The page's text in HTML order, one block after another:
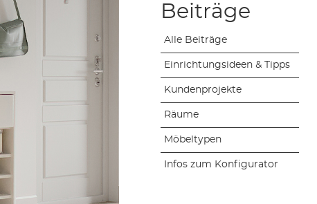
Beiträge
Alle Beiträge
Einrichtungsideen & Tipps
Kundenprojekte
Räume
Möbeltypen
Infos zum Konfigurator